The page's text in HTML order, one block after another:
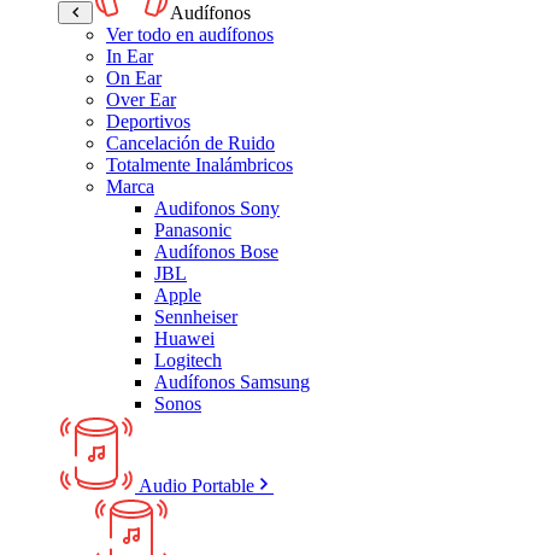
Audífonos
Ver todo en audífonos
In Ear
On Ear
Over Ear
Deportivos
Cancelación de Ruido
Totalmente Inalámbricos
Marca
Audifonos Sony
Panasonic
Audífonos Bose
JBL
Apple
Sennheiser
Huawei
Logitech
Audífonos Samsung
Sonos
Audio Portable